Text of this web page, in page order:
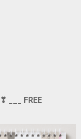
___ FREE